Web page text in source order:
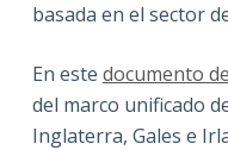
basada en el sector
En este documento
del marco unificado
Inglaterra, Gales e